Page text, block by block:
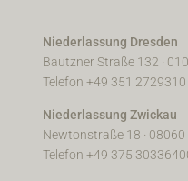
Niederlassung Dresden
Bautzner Straße 132 ·
Telefon +49 351 2729310
Niederlassung Zwickau
Newtonstraße 18 ·
Telefon +49 375